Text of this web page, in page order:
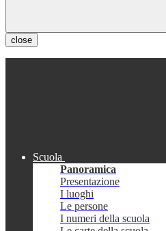
close
Scuola
Panoramica
Presentazione
I luoghi
Le persone
I numeri della scuola